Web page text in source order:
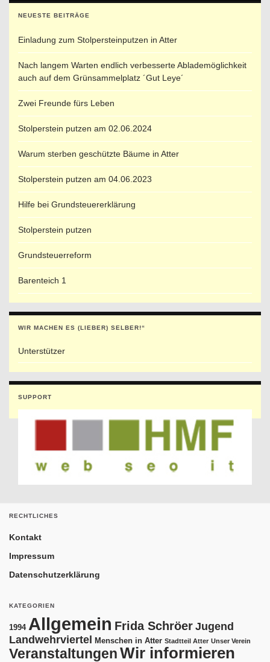
NEUESTE BEITRÄGE
Einladung zum Stolpersteinputzen in Atter
Nach langem Warten endlich verbesserte Ablademöglichkeit
auch auf dem Grünsammelplatz ´Gut Leye´
Zwei Freunde fürs Leben
Stolperstein putzen am 02.06.2024
Warum sterben geschützte Bäume in Atter
Stolperstein putzen am 04.06.2023
Hilfe bei Grundsteuererklärung
Stolperstein putzen
Grundsteuerreform
Barenteich 1
WIR MACHEN ES (LIEBER) SELBER!“
Unterstützer
SUPPORT
RECHTLICHES
Kontakt
Impressum
Datenschutzerklärung
KATEGORIEN
1994 Allgemein Frida SchröerJugend
Landwehrviertel Menschen in Atter Stadtteil Atter Unser Verein
VeranstaltungenWir informieren